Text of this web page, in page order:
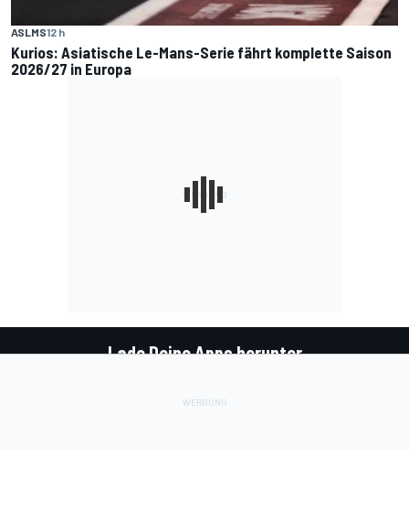
ASLMS12 h
Kurios: Asiatische Le-Mans-Serie fährt komplette Saison
2026/27 in Europa
Lade Deine Apps herunter